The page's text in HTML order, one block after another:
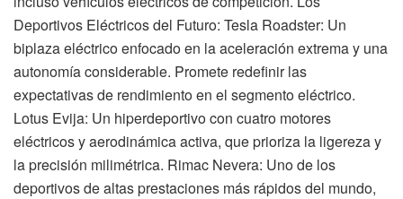
Deportivos Eléctricos del Futuro: Tesla Roadster: Un
biplaza eléctrico enfocado en la aceleración extrema y una
autonomía considerable. Promete redefinir las
expectativas de rendimiento en el segmento eléctrico.
Lotus Evija: Un hiperdeportivo con cuatro motores
eléctricos y aerodinámica activa, que prioriza la ligereza y
la precisión milimétrica. Rimac Nevera: Uno de los
deportivos de altas prestaciones más rápidos del mundo,